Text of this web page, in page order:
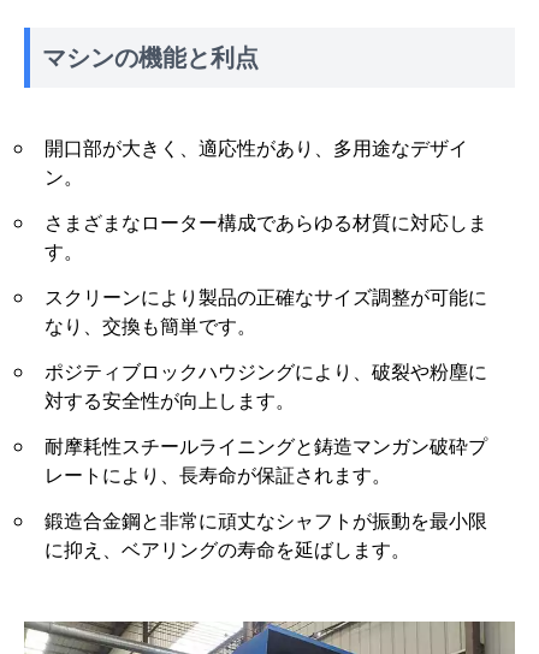
マシンの機能と利点
開口部が大きく、適応性があり、多用途なデザイ
ン。
さまざまなローター構成であらゆる材質に対応しま
す。
スクリーンにより製品の正確なサイズ調整が可能に
なり、交換も簡単です。
ポジティブロックハウジングにより、破裂や粉塵に
対する安全性が向上します。
耐摩耗性スチールライニングと鋳造マンガン破砕プ
レートにより、長寿命が保証されます。
鍛造合金鋼と非常に頑丈なシャフトが振動を最小限
に抑え、ベアリングの寿命を延ばします。